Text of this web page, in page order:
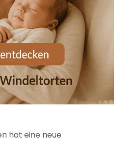
hat eine neue